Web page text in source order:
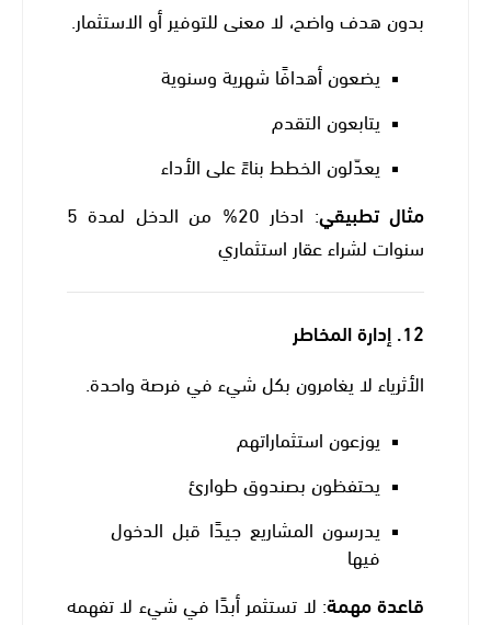
بدون هدف واضح، لا معنى للتوفير أو الاستثمار.
يضعون أهدافًا شهرية وسنوية
يتابعون التقدم
يعدّلون الخطط بناءً على الأداء
مثال تطبيقي
: ادخار 20% من الدخل لمدة 5
سنوات لشراء عقار استثماري
12. إدارة المخاطر
الأثرياء لا يغامرون بكل شيء في فرصة واحدة.
يوزعون استثماراتهم
يحتفظون بصندوق طوارئ
يدرسون المشاريع جيدًا قبل الدخول
فيها
قاعدة مهمة: لا تستثمر أبدًا في شيء لا تفهمه